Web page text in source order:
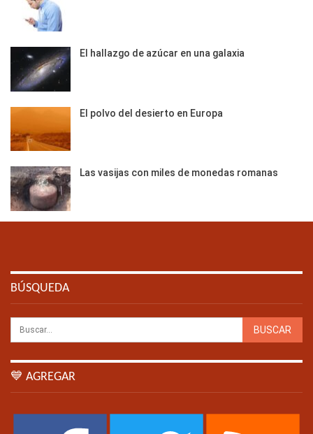
El hallazgo de azúcar en una galaxia
El polvo del desierto en Europa
Las vasijas con miles de monedas romanas
BÚSQUEDA
💙 AGREGAR